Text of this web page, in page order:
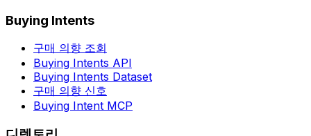
Buying Intents
구매 의향 조회
Buying Intents API
Buying Intents Dataset
구매 의향 신호
Buying Intent MCP